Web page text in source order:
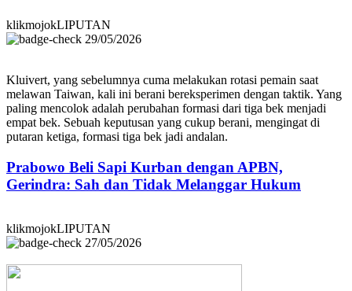
klikmojokLIPUTAN
29/05/2026
Kluivert, yang sebelumnya cuma melakukan rotasi pemain saat
melawan Taiwan, kali ini berani bereksperimen dengan taktik. Yang
paling mencolok adalah perubahan formasi dari tiga bek menjadi
empat bek. Sebuah keputusan yang cukup berani, mengingat di
putaran ketiga, formasi tiga bek jadi andalan.
Prabowo Beli Sapi Kurban dengan APBN,
Gerindra: Sah dan Tidak Melanggar Hukum
klikmojokLIPUTAN
27/05/2026